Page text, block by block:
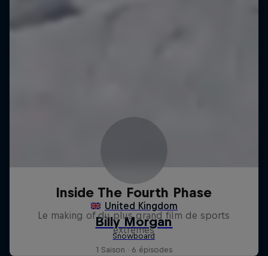
Inside The Fourth Phase
Le making of du plus grand film de sports
extrêmes
1 Saison · 6 épisodes